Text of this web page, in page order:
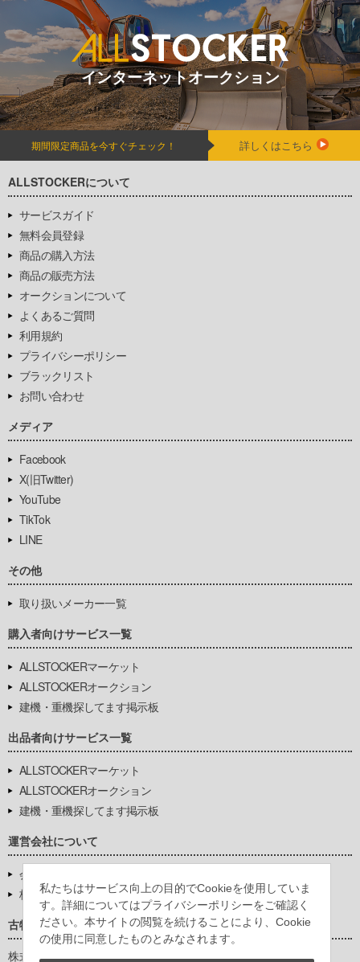
私たちはサービス向上の目的でCookieを使用していま
す。詳細についてはプライバシーポリシーをご確認く
ださい。本サイトの閲覧を続けることにより、Cookie
の使用に同意したものとみなされます。
インターネットオークション
期間限定商品を今すぐチェック！ 詳しくはこちら
ALLSTOCKERについて
サービスガイド
無料会員登録
商品の購入方法
商品の販売方法
オークションについて
よくあるご質問
利用規約
プライバシーポリシー
ブラックリスト
お問い合わせ
メディア
Facebook
X(旧Twitter)
YouTube
TikTok
LINE
その他
取り扱いメーカー一覧
購入者向けサービス一覧
ALLSTOCKERマーケット
ALLSTOCKERオークション
建機・重機探してます掲示板
出品者向けサービス一覧
ALLSTOCKERマーケット
ALLSTOCKERオークション
建機・重機探してます掲示板
運営会社について
会社基本情報
株式会社豊環境開発
古物営業法に基づく表示
株式会社豊環境開発